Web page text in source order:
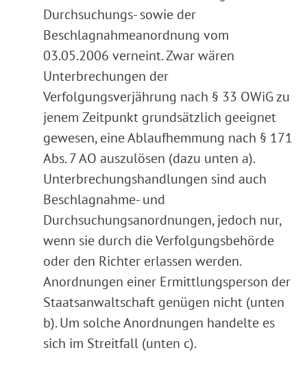
Durchsuchungs- sowie der
Beschlagnahmeanordnung vom
03.05.2006 verneint. Zwar wären
Unterbrechungen der
Verfolgungsverjährung nach § 33 OWiG zu
jenem Zeitpunkt grundsätzlich geeignet
gewesen, eine Ablaufhemmung nach § 171
Abs. 7 AO auszulösen (dazu unten a).
Unterbrechungshandlungen sind auch
Beschlagnahme- und
Durchsuchungsanordnungen, jedoch nur,
wenn sie durch die Verfolgungsbehörde
oder den Richter erlassen werden.
Anordnungen einer Ermittlungsperson der
Staatsanwaltschaft genügen nicht (unten
b). Um solche Anordnungen handelte es
sich im Streitfall (unten c).